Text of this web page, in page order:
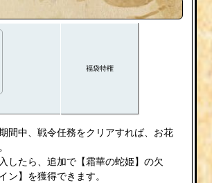
福袋特権
間中、戦令任務をクリアすれば、お花
したら、追加で【霜華の蛇姫】の欠
ン】を獲得できます。